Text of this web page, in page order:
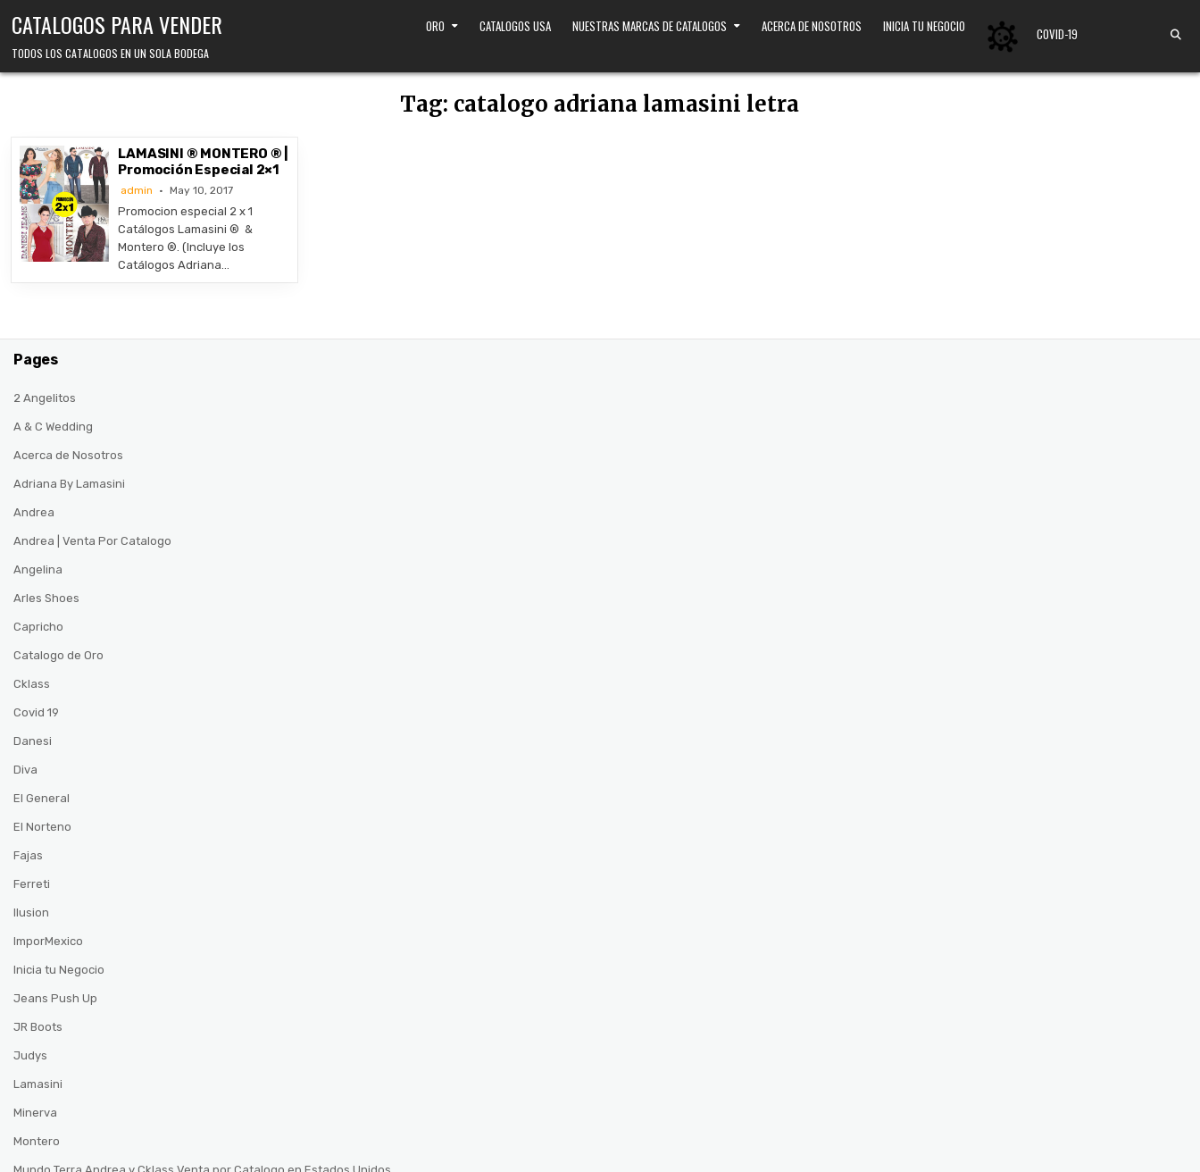
CATALOGOS PARA VENDER
TODOS LOS CATALOGOS EN UN SOLA BODEGA
ORO CATALOGOS USA NUESTRAS MARCAS DE CATALOGOS ACERCA DE NOSOTROS INICIA TU NEGOCIO COVID-19
Tag: catalogo adriana lamasini letra
LAMASINI ® MONTERO ® |
Promoción Especial 2×1
admin May 10, 2017
Promocion especial 2 x 1
Catálogos Lamasini ® &
Montero ®. (Incluye los
Catálogos Adriana…
Pages
2 Angelitos
A & C Wedding
Acerca de Nosotros
Adriana By Lamasini
Andrea
Andrea | Venta Por Catalogo
Angelina
Arles Shoes
Capricho
Catalogo de Oro
Cklass
Covid 19
Danesi
Diva
El General
El Norteno
Fajas
Ferreti
Ilusion
ImporMexico
Inicia tu Negocio
Jeans Push Up
JR Boots
Judys
Lamasini
Minerva
Montero